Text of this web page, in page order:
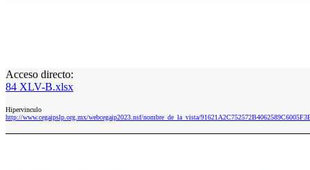
Acceso directo:
84 XLV-B.xlsx
Hipervinculo
http://www.cegaipslp.org.mx/webcegaip2023.nsf/nombre_de_la_vista/